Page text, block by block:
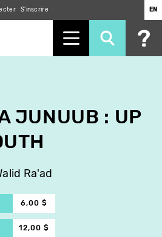
S'inscrire EN
JUNUUB : UP
Ra'ad
6,00 $
12,00 $